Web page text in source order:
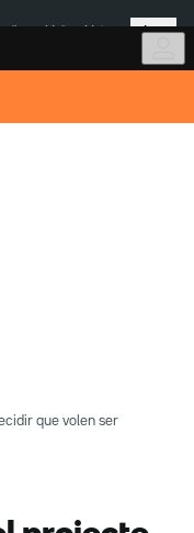
Més
que volen ser